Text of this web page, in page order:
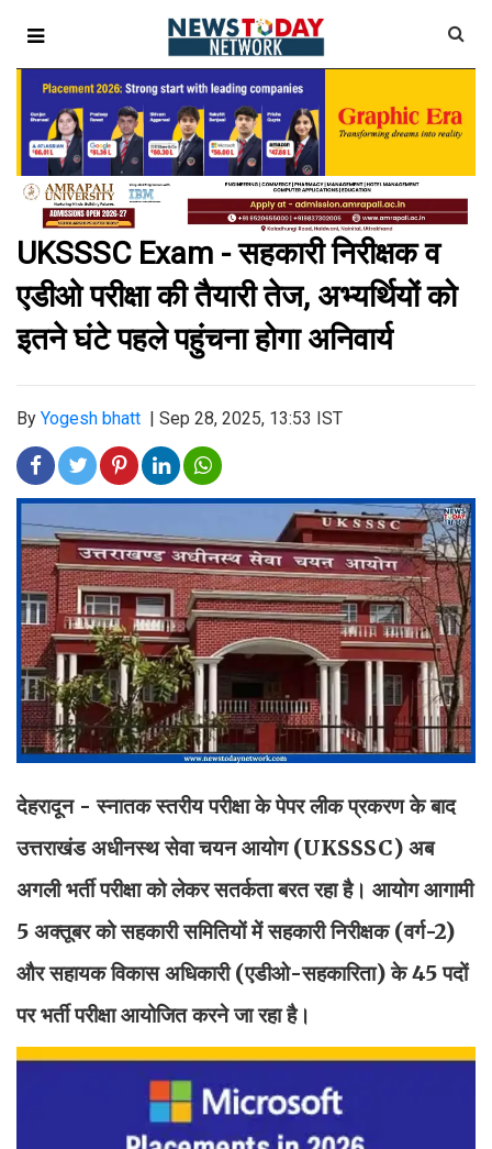
UKSSSC Exam - सहकारी निरीक्षक व
एडीओ परीक्षा की तैयारी तेज, अभ्यर्थियों को
इतने घंटे पहले पहुंचना होगा अनिवार्य
By Yogesh bhatt Sep 28, 2025, 13:53 IST
देहरादून - स्नातक स्तरीय परीक्षा के पेपर लीक प्रकरण के बाद
उत्तराखंड अधीनस्थ सेवा चयन आयोग (UKSSSC) अब
अगली भर्ती परीक्षा को लेकर सतर्कता बरत रहा है। आयोग आगामी
5 अक्तूबर को सहकारी समितियों में सहकारी निरीक्षक (वर्ग-2)
और सहायक विकास अधिकारी (एडीओ-सहकारिता) के 45 पदों
पर भर्ती परीक्षा आयोजित करने जा रहा है।